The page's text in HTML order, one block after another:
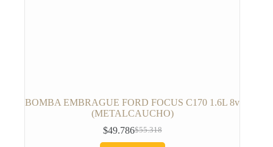
BOMBA EMBRAGUE FORD FOCUS C170 1.6L 8v
(METALCAUCHO)
$55.318
$49.786